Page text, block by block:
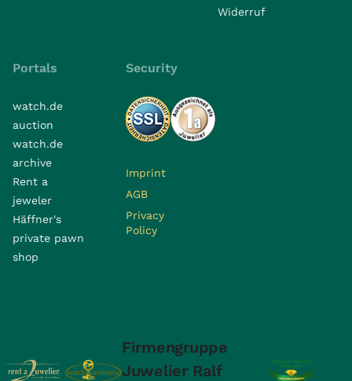
Widerruf
Portals
watch.de
auction
watch.de
archive
Rent a
jeweler
Häffner's
private pawn
shop
Security
Imprint
AGB
Privacy
Policy
Firmengruppe
Juwelier Ralf